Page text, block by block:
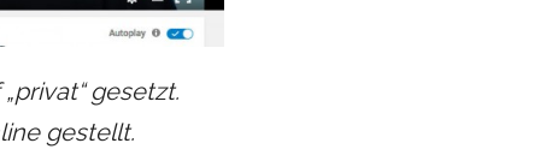
gesetzt.
gestellt.